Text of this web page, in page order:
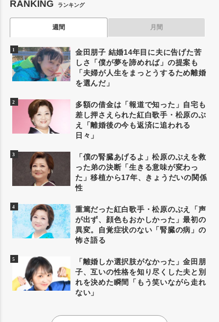
RANKING ランキング
週間 月間
金田朋子 結婚14年目に夫に告げた苦
しさ「僕が夢を諦めれば」の提案も
「夫婦が人生をまっとうするため離婚
を選んだ」
多額の借金は「報道で知った」自宅も
差し押さえられた紅白歌手・松原のぶ
え「離婚後の今も返済に追われる
日々」
「僕の腎臓あげるよ」松原のぶえを救
った弟の決断「生きる意味が変わっ
た」移植から17年、きょうだいの関係
性
重篤だった紅白歌手・松原のぶえ「声
が出ず、顔色もおかしかった」最初の
異変。自覚症状のない「腎臓の病」の
怖さ語る
「離婚しか選択肢がなかった」金田朋
子、互いの性格を知り尽くした夫と別
れを決めた瞬間「もう笑いながら走れ
ない」